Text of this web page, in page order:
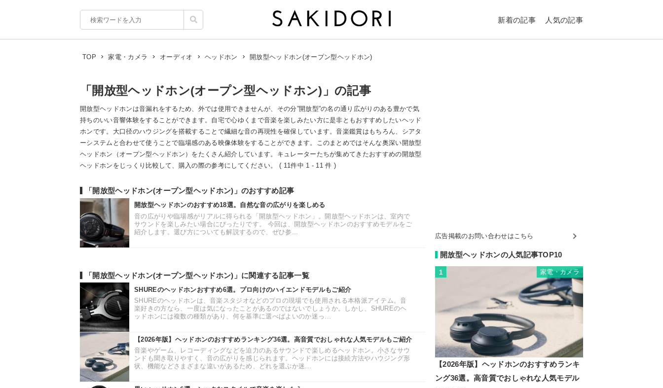
新着の記事 人気の記事
TOP 家電・カメラ オーディオ ヘッドホン 開放型ヘッドホン(オープン型ヘッドホン)
「開放型ヘッドホン(オープン型ヘッドホン)」の記事
開放型ヘッドホンは音漏れをするため、外では使用できませんが、その分”開放型”の名の通り広がりのある豊かで気
持ちのいい音響体験をすることができます。自宅で心ゆくまで音楽を楽しみたい方に是非ともおすすめしたいヘッド
ホンです。大口径のハウジングを搭載することで繊細な音の再現性を確保しています。音楽鑑賞はもちろん、シアタ
ーシステムと合わせて使うことで臨場感のある映像体験をすることができます。このまとめではそんな奥深い開放型
ヘッドホン（オープン型ヘッドホン）をたくさん紹介しています。キュレーターたちが集めてきたおすすめの開放型
ヘッドホンをじっくり比較して、購入の際の参考にしてください。 ( 11件中 1 - 11 件 )
「開放型ヘッドホン(オープン型ヘッドホン)」のおすすめ記事
開放型ヘッドホンのおすすめ18選。自然な音の広がりを楽しめる
音の広がりや臨場感がリアルに得られる「開放型ヘッドホン」。開放型ヘッドホンは、室内で
サウンドを楽しみたい場合にぴったりです。 今回は、開放型ヘッドホンのおすすめモデルをご
紹介します。選び方についても解説するので、ぜひ参...
「開放型ヘッドホン(オープン型ヘッドホン)」に関連する記事一覧
SHUREのヘッドホンおすすめ6選。プロ向けのハイエンドモデルもご紹介
SHUREのヘッドホンは、音楽スタジオなどのプロの現場でも使用される本格派アイテム。音
楽好きの方なら、一度は気になったことがあるのではないでしょうか。しかし、SHUREのヘ
ッドホンには複数の種類があり、何を基準に選べばよいのか迷っ...
【2026年版】ヘッドホンのおすすめランキング36選。高音質でおしゃれな人気モデルもご紹介
音楽やゲーム、レコーディングなどを迫力のあるサウンドで楽しめるヘッドホン。小さなサウ
ンドも聞き取りやすく、音の広がりを感じられます。ヘッドホンには接続方法やハウジング形
状、機能などさまざまな違いがあるため、どれを選ぶか迷...
広告掲載のお問い合わせはこちら
開放型ヘッドホンの人気記事TOP10
1 家電・カメラ
【2026年版】ヘッドホンのおすすめランキ
ング36選。高音質でおしゃれな人気モデル